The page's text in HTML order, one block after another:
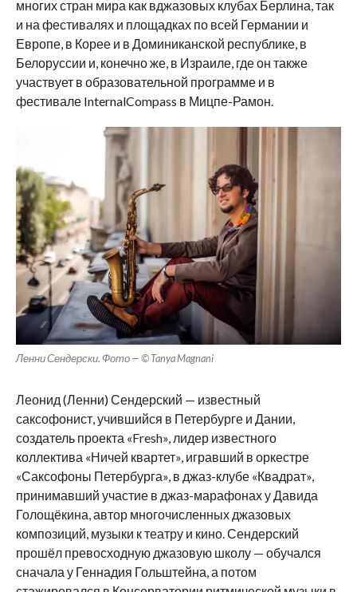
многих стран мира как вджазовых клубах Берлина, так
и на фестивалях и площадках по всей Германии и
Европе, в Корее и в Доминиканской республике, в
Белоруссии и, конечно же, в Израиле, где он также
участвует в образовательной программе и в
фестивале InternalCompass в Мицпе-Рамон.
Ленни Сендерски. Фото — © Tanya Magnani
Леонид (Ленни) Сендерский — известный
саксофонист, учившийся в Петербурге и Дании,
создатель проекта «Fresh», лидер известного
коллектива «Ничей квартет», игравший в оркестре
«Саксофоны Петербурга», в джаз-клубе «Квадрат»,
принимавший участие в джаз-марафонах у Давида
Голощёкина, автор многочисленных джазовых
композиций, музыки к театру и кино. Сендерский
прошёл превосходную джазовую школу — обучался
сначала у Геннадия Гольштейна, а потом